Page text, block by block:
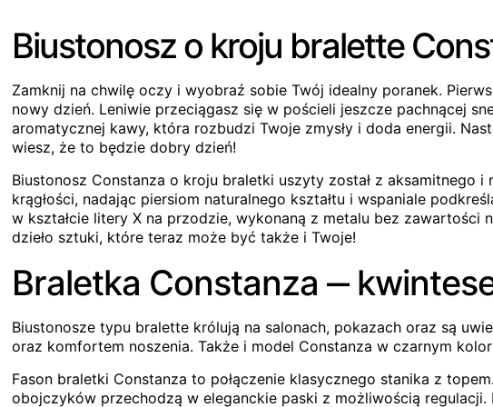
Biustonosz o kroju bralette
Zamknij na chwilę oczy i wyobraź sobie Twój idealny poranek.
nowy dzień. Leniwie przeciągasz się w pościeli jeszcze pachnącej
aromatycznej kawy, która rozbudzi Twoje zmysły i doda energii.
wiesz, że to będzie dobry dzień!
Biustonosz Constanza o kroju braletki uszyty został z aksamitnego
krągłości, nadając piersiom naturalnego kształtu i wspaniale
w kształcie litery X na przodzie, wykonaną z metalu bez
dzieło sztuki, które teraz może być także i Twoje!
Braletka Constanza ‒
Biustonosze typu bralette królują na salonach, pokazach oraz są
oraz komfortem noszenia. Także i model Constanza w czarnym
Fason braletki Constanza to połączenie klasycznego stanika z
obojczyków przechodzą w eleganckie paski z możliwością